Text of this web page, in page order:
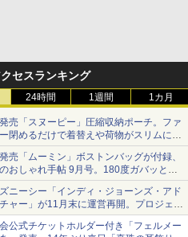
セスランキング
24時間 1週間 1カ月
売「スヌーピー」圧縮収納ポーチ。ファ
閉めるだけで着替えや荷物がスリムにま
売「ムーミン」ボストンバッグが付録、
おしゃれ手帖 9月号。180度ガバッと開
容量
ニーシー「インディ・ジョーンズ・アド
ャー」が11月末に運営再開。プロジェク
マッピングを追加、DPAは1500円
公式チケットホルダー付き「フェルメー